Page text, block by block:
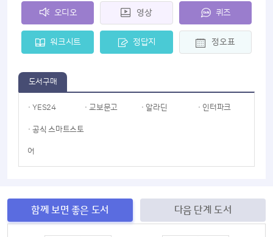
오디오 영상 퀴즈
워크시트 정답지 정오표
도서구매
· YES24 · 교보문고 · 알라딘 · 인터파크
· 공식 스마트스토
어
함께 보면 좋은 도서 다음 단계 도서